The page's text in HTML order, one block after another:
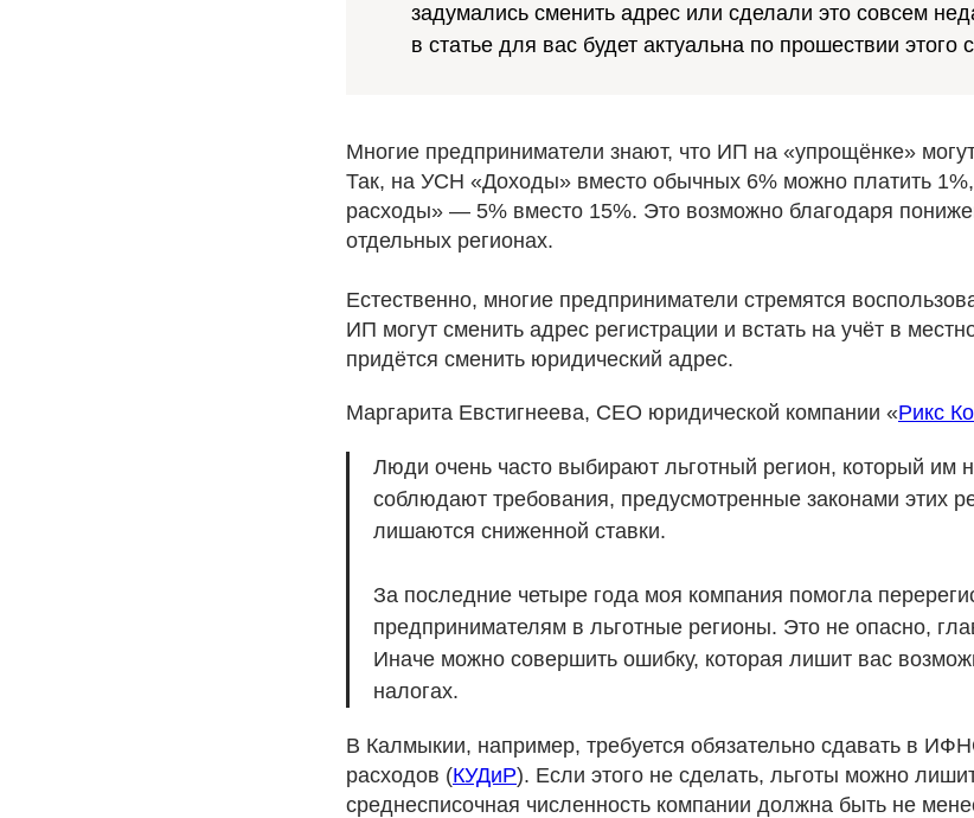
задумались сменить адрес или сделали это совсем
в статье для вас будет актуальна по прошествии этого
Многие предприниматели знают, что ИП на «упрощёнке»
Так, на УСН «Доходы» вместо обычных 6% можно платить
расходы» — 5% вместо 15%. Это возможно благодаря
отдельных регионах.
Естественно, многие предприниматели стремятся
ИП могут сменить адрес регистрации и встать на учёт в
придётся сменить юридический адрес.
Маргарита Евстигнеева, CEO юридической компании «Рикс
Люди очень часто выбирают льготный регион, который им
соблюдают требования, предусмотренные законами этих
лишаются сниженной ставки.
За последние четыре года моя компания помогла
предпринимателям в льготные регионы. Это не опасно,
Иначе можно совершить ошибку, которая лишит вас
налогах.
В Калмыкии, например, требуется обязательно сдавать в
расходов (КУДиР). Если этого не сделать, льготы можно
среднесписочная численность компании должна быть не